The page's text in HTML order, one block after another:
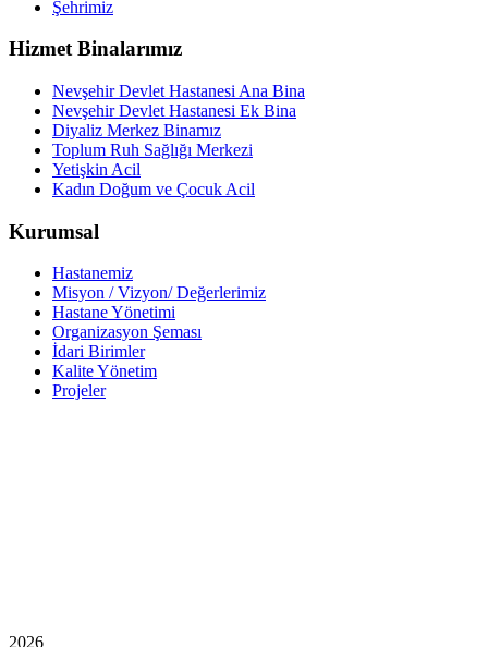
Şehrimiz
Hizmet Binalarımız
Nevşehir Devlet Hastanesi Ana Bina
Nevşehir Devlet Hastanesi Ek Bina
Diyaliz Merkez Binamız
Toplum Ruh Sağlığı Merkezi
Yetişkin Acil
Kadın Doğum ve Çocuk Acil
Kurumsal
Hastanemiz
Misyon / Vizyon/ Değerlerimiz
Hastane Yönetimi
Organizasyon Şeması
İdari Birimler
Kalite Yönetim
Projeler
2026